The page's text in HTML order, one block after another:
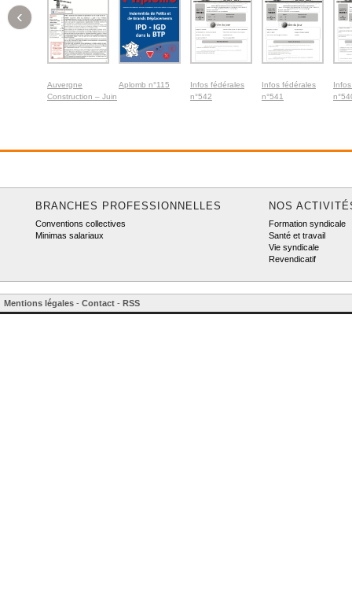
Auvergne
Construction – Juin
Aplomb n°115
Infos fédérales
n°542
Infos fédérales
n°541
‹
BRANCHES PROFESSIONNELLES
Conventions collectives
Minimas salariaux
NOS
Formation syndicale
Santé et travail
Vie syndicale
Revendicatif
Mentions légales - Contact - RSS